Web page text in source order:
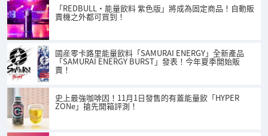
「REDBULL・能量飲料 紫色版」將成為固定商品！自動販
賣機之外都可買到！
國産零卡路里能量飲料「SAMURAI ENERGY」全新產品
「SAMURAI ENERGY BURST」發表！今年夏季開始販
賣！
史上最強咖啡因！11月1日發售的有蓋能量飲「HYPER
ZONe」搶先開箱評測！